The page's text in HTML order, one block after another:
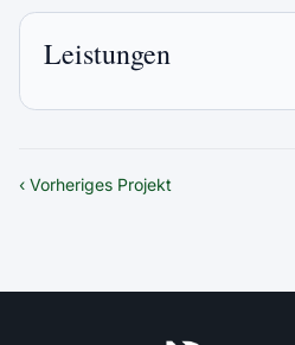
Leistungen
‹ Vorheriges Projekt